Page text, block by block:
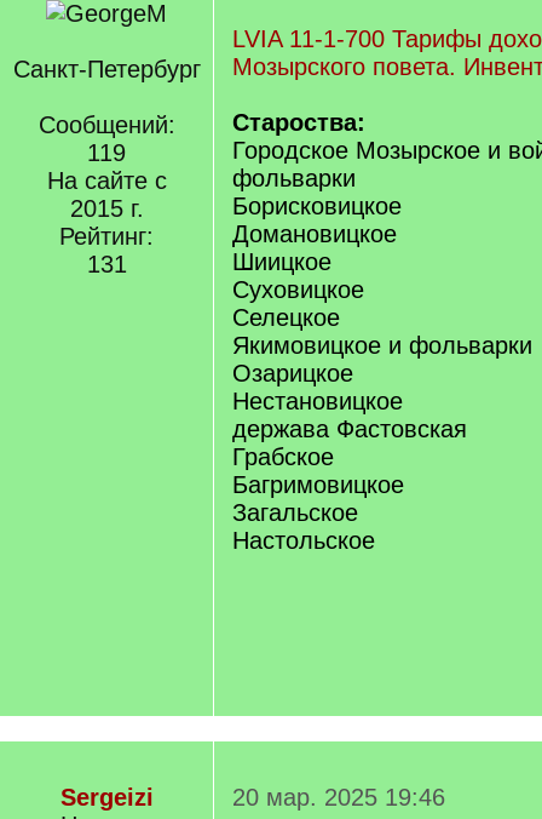
Санкт-Петербург
Сообщений:
119
На сайте с
2015 г.
Рейтинг:
131
LVIA 11-1-700 Тарифы
Мозырского повета.
Староства:
Городское Мозырское и
фольварки
Борисковицкое
Домановицкое
Шиицкое
Суховицкое
Селецкое
Якимовицкое и фольварки
Озарицкое
Нестановицкое
держава Фастовская
Грабское
Багримовицкое
Загальское
Настольское
Sergeizi
20 мар. 2025 19:46